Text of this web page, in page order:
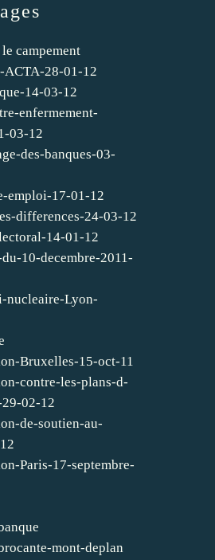
campement
28-01-12
14-03-12
enfermement-
03-12
des-banques-03-
emploi-17-01-12
differences-24-03-12
14-01-12
10-decembre-2011-
nucleaire-Lyon-
Bruxelles-15-oct-11
contre-les-plans-d-
02-12
de-soutien-au-
Paris-17-septembre-
mont-deplan